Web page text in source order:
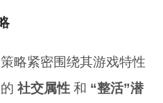
略紧密围绕其游戏特性
社交属性 和 “整活”潜